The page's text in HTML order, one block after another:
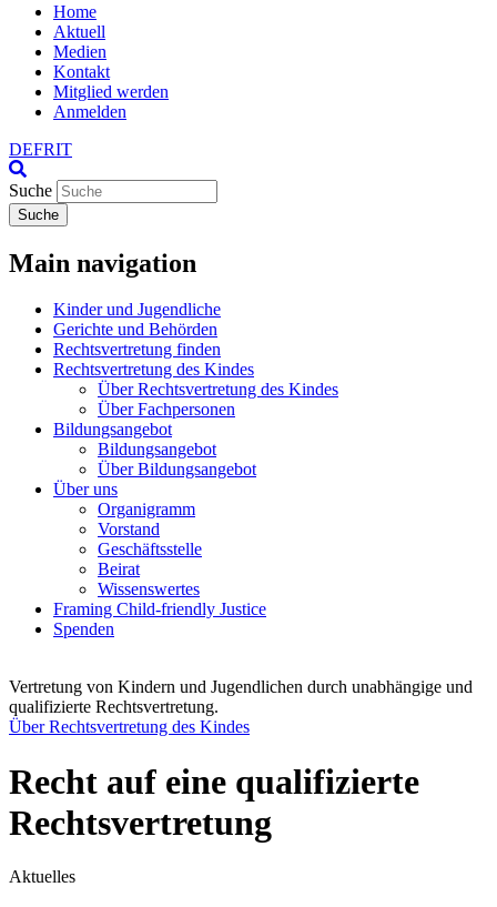
Home
Aktuell
Medien
Kontakt
Mitglied werden
Anmelden
DEFRIT
Suche
Suche
Main navigation
Kinder und Jugendliche
Gerichte und Behörden
Rechtsvertretung finden
Rechtsvertretung des Kindes
Über Rechtsvertretung des Kindes
Über Fachpersonen
Bildungsangebot
Bildungsangebot
Über Bildungsangebot
Über uns
Organigramm
Vorstand
Geschäftsstelle
Beirat
Wissenswertes
Framing Child-friendly Justice
Spenden
Vertretung von Kindern und Jugendlichen durch unabhängige und
qualifizierte Rechtsvertretung.
Über Rechtsvertretung des Kindes
Recht auf eine qualifizierte
Rechtsvertretung
Aktuelles